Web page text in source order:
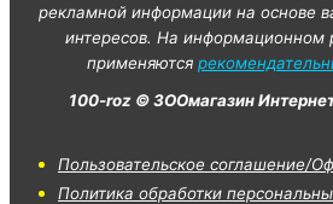
рекламной информации на основе
интересов. На информационном
применяются
100-roz © ЗООмагазин
Пользовательское соглашение/
Политика обработки